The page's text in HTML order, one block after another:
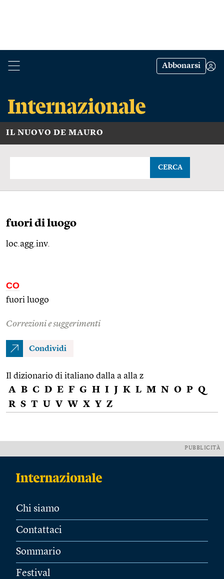
Abbonarsi
IL NUOVO DE MAURO
CERCA
fuori di luogo
loc.agg.inv.
CO
fuori luogo
Correzioni e suggerimenti
Condividi
Il dizionario di italiano dalla a alla z
A B C D E F G H I J K L M N O P Q
R S T U V W X Y Z
PUBBLICITÀ
Chi siamo
Contattaci
Sommario
Festival